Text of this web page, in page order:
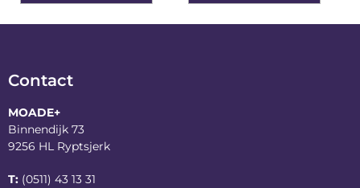
Contact
MOADE+
Binnendijk 73
9256 HL Ryptsjerk
T: (0511) 43 13 31